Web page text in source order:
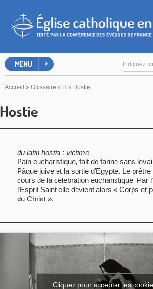
MENU
Accueil » Glossaire » H » Hostie
Hostie
du latin hostia : victime
Pain eucharistique, fait de farine sans
Pâque juive et la sortie d’Egypte. Le
cours de la célébration eucharistique. Par
l’Esprit Saint elle devient alors « Corps et
du Christ ».
Cliquez pour accepter les